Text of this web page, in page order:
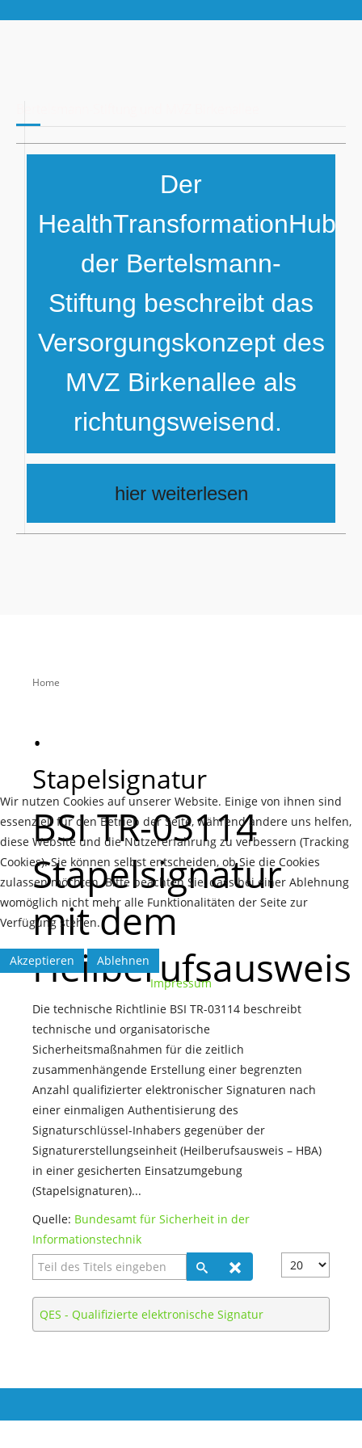
Der
HealthTransformationHub
der Bertelsmann-
Stiftung beschreibt das
Versorgungskonzept des
MVZ Birkenallee als
richtungsweisend.
hier weiterlesen
Home
.
Stapelsignatur
BSI TR-03114
Stapelsignatur
mit dem
Heilberufsausweis
Die technische Richtlinie BSI TR-03114 beschreibt
technische und organisatorische
Sicherheitsmaßnahmen für die zeitlich
zusammenhängende Erstellung einer begrenzten
Anzahl qualifizierter elektronischer Signaturen nach
einer einmaligen Authentisierung des
Signaturschlüssel-Inhabers gegenüber der
Signaturerstellungseinheit (Heilberufsausweis – HBA)
in einer gesicherten Einsatzumgebung
(Stapelsignaturen)...
Quelle: Bundesamt für Sicherheit in der
Informationstechnik
Teil des Titels eingeben
Anzeige #
QES - Qualifizierte elektronische Signatur
Wir nutzen Cookies auf unserer Website. Einige von ihnen sind
essenziell für den Betrieb der Seite, während andere uns helfen,
diese Website und die Nutzererfahrung zu verbessern (Tracking
Cookies). Sie können selbst entscheiden, ob Sie die Cookies
zulassen möchten. Bitte beachten Sie, dass bei einer Ablehnung
womöglich nicht mehr alle Funktionalitäten der Seite zur
Verfügung stehen.
Akzeptieren
Ablehnen
Impressum